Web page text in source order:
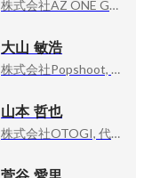
株式会社AZ ONE GROUP, 新卒採用担当・採用マーケター
大山 敏浩
株式会社Popshoot, CEO
山本 哲也
株式会社OTOGI, 代表取締役